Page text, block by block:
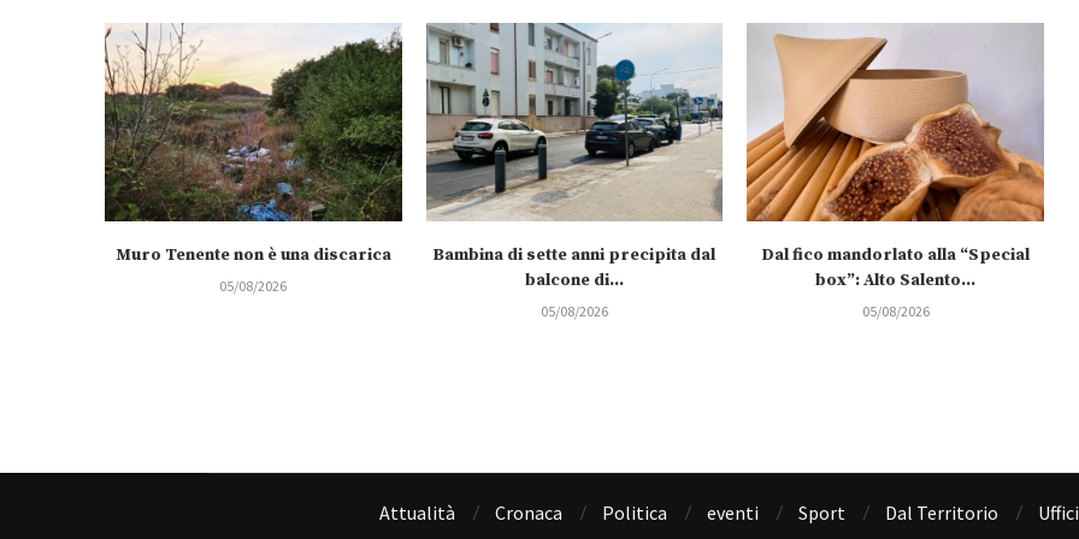
Muro Tenente non è una discarica
05/08/2026
Bambina di sette anni precipita dal
balcone di...
05/08/2026
Dal fico mandorlato alla “Special
box”: Alto Salento...
05/08/2026
Attualità Cronaca Politica eventi Sport Dal Territorio